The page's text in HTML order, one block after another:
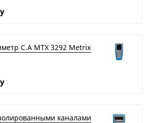
C.A MTX 3292 Metrix
каналами